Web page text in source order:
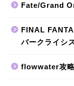
Fate/Grand
FINAL
バークライシ
flowwater攻略